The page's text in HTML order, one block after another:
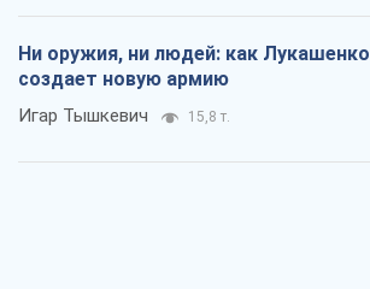
Ни оружия, ни людей: как Лукашенко
создает новую армию
Игар Тышкевич 15,8 т.